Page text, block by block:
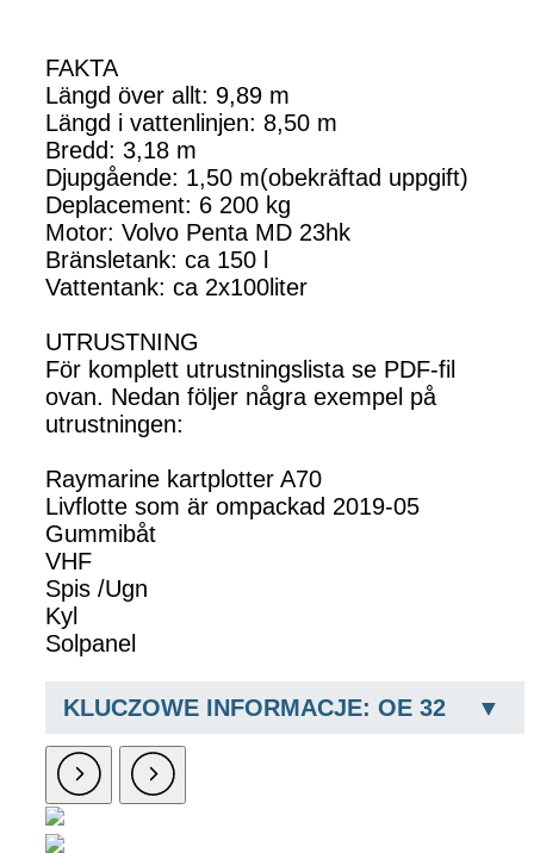
FAKTA
Längd över allt: 9,89 m
Längd i vattenlinjen: 8,50 m
Bredd: 3,18 m
Djupgående: 1,50 m(obekräftad uppgift)
Deplacement: 6 200 kg
Motor: Volvo Penta MD 23hk
Bränsletank: ca 150 l
Vattentank: ca 2x100liter
UTRUSTNING
För komplett utrustningslista se PDF-fil
ovan. Nedan följer några exempel på
utrustningen:
Raymarine kartplotter A70
Livflotte som är ompackad 2019-05
Gummibåt
VHF
Spis /Ugn
Kyl
Solpanel
KLUCZOWE INFORMACJE: OE 32